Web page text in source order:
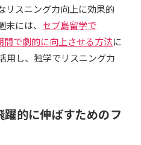
リスニング力向上に効果的
には、 セブ島留学で
間で劇的に向上させる方法に
用し、独学でリスニング力
的に伸ばすためのフ